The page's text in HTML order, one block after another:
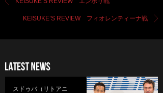
KEISUKE’S REVIEW フィオレンティーナ戦
スドゥバ（リトアニ